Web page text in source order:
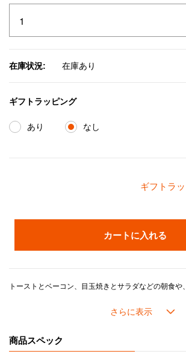
在庫状況: 在庫あり
ギフトラッピング
あり なし
ギフトラ
カートに入れる
＊製造時期により、化粧箱のデザインや製品の色味が若干異なる場合がございます
商品スペック